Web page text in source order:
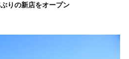
りの新店をオープン